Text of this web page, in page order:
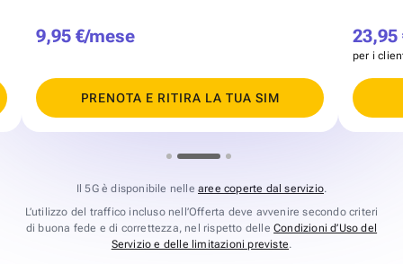
9,95 €/mese
PRENOTA E RITIRA LA TUA SIM
23,95
per i
Il 5G è disponibile nelle aree coperte dal servizio.
L’utilizzo del traffico incluso nell’Offerta deve avvenire secondo criteri
di buona fede e di correttezza, nel rispetto delleCondizioni d’Uso del
Servizio e delle limitazioni previste.